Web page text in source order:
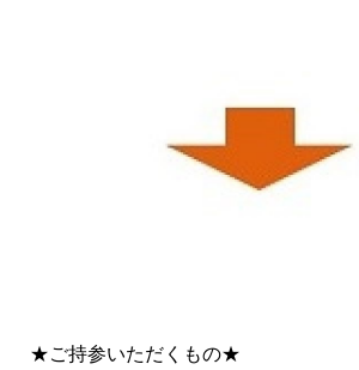
★ご持参いただくもの★